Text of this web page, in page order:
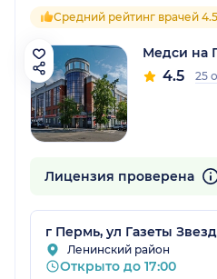
Средний рейтинг врачей 4.5
Медси на
4.5 25
Лицензия проверена
г Пермь, ул Газеты
Ленинский район
Открыто до 17:00